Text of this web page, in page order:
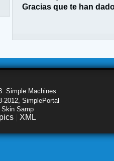
Gracias que te han
Simple Machines
2012, SimplePortal
Samp
XML